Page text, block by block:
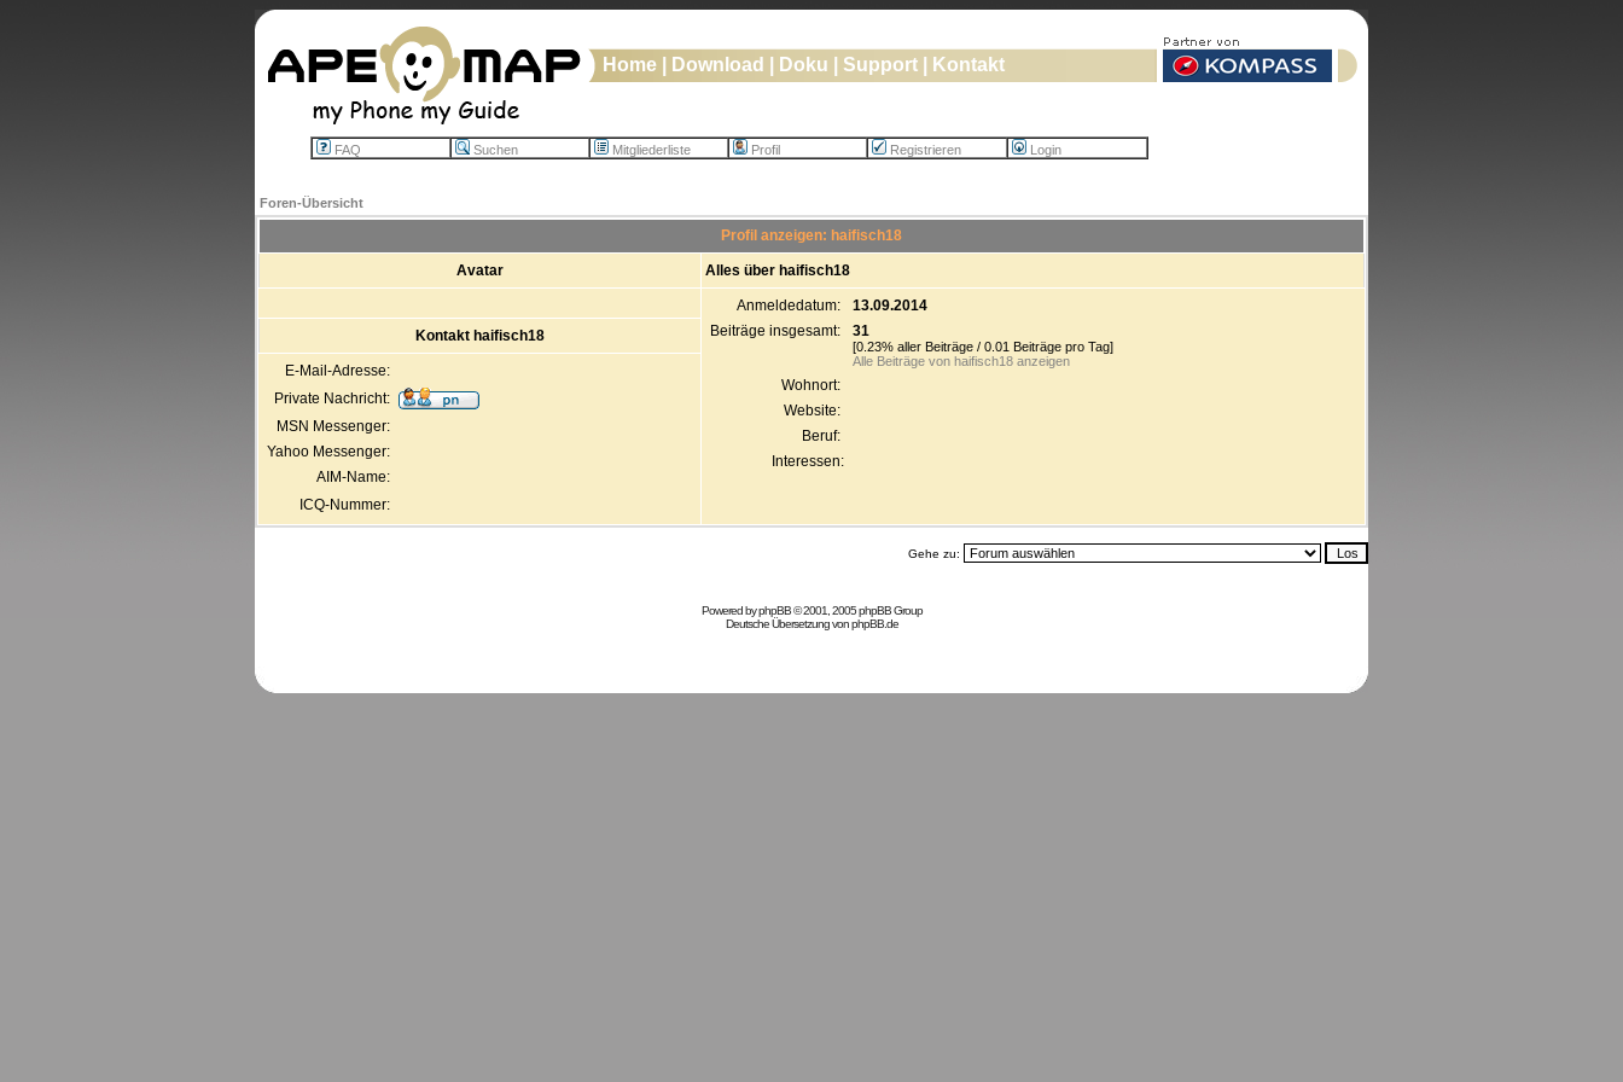
Home Download Doku Support Kontakt
FAQ Suchen Mitgliederliste Profil Registrieren Login
Foren-Übersicht
Profil anzeigen: haifisch18
Avatar Alles über haifisch18
Anmeldedatum:
13.09.2014
Beiträge insgesamt:
31
[0.23% aller Beiträge / 0.01 Beiträge pro Tag]
Alle Beiträge von haifisch18 anzeigen
Wohnort:
Website:
Beruf:
Interessen:
Kontakt haifisch18
E-Mail-Adresse:
Private Nachricht:
MSN Messenger:
Yahoo Messenger:
AIM-Name:
ICQ-Nummer:
Gehe zu:
Powered byphpBB© 2001, 2005 phpBB Group
Deutsche Übersetzung vonphpBB.de